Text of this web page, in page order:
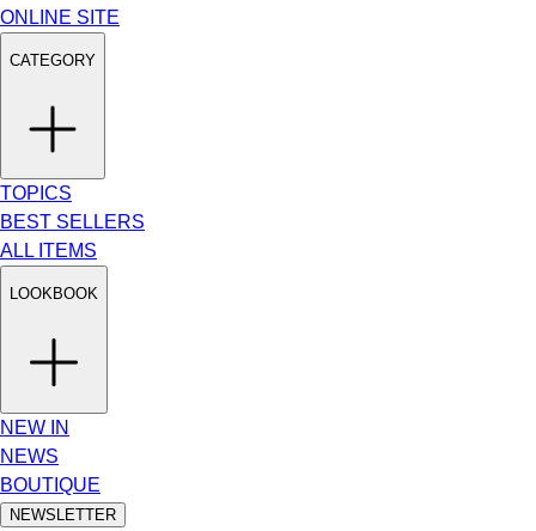
ONLINE SITE
CATEGORY
TOPICS
BEST SELLERS
ALL ITEMS
LOOKBOOK
NEW IN
NEWS
BOUTIQUE
NEWSLETTER